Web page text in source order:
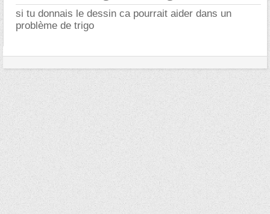
si tu donnais le dessin ca pourrait aider dans un
problème de trigo